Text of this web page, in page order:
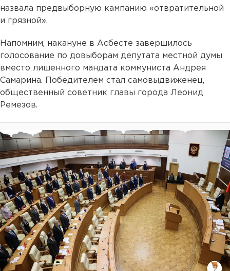
назвала предвыборную кампанию «отвратительной
и грязной».
Напомним, накануне в Асбесте завершилось
голосование по довыборам депутата местной думы
вместо лишенного мандата коммуниста Андрея
Самарина. Победителем стал самовыдвиженец,
общественный советник главы города Леонид
Ремезов.